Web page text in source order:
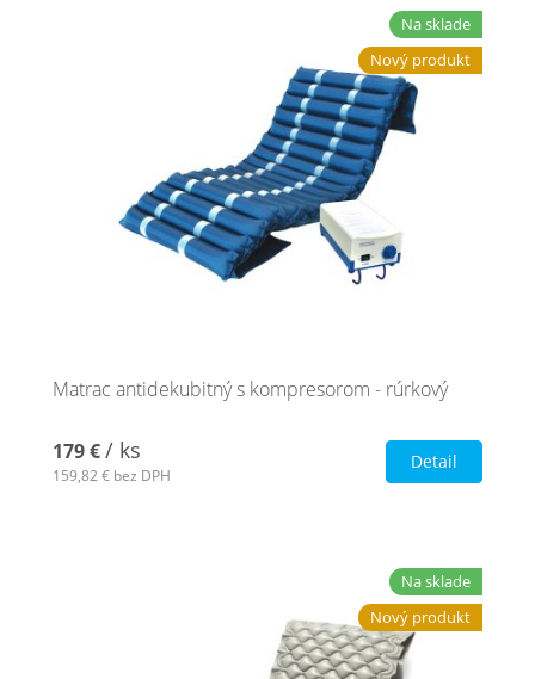
Na sklade
Nový produkt
Matrac antidekubitný s kompresorom - rúrkový
179 €/ ks
159,82 € bez DPH
Detail
Na sklade
Nový produkt